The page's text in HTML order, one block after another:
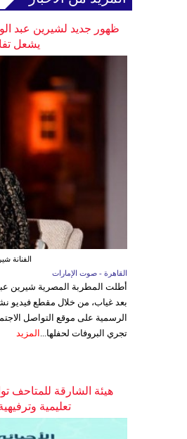
ظهور جديد لشيرين عبد
يشعل
الفنانة
القاهرة - صوت الإمارات
أطلت المطربة المصرية شيرين
بعد غياب، من خلال مقطع فيديو
الرسمية على موقع التواصل
تجري البروفات لحفلها... المزيد
هيئة الشارقة للمتاحف
تعليمية